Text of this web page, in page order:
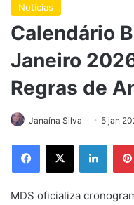
Notícias
Calendário
Janeiro
Regras de
Janaína Silva 5 jan
Facebook
X
MDS oficializa